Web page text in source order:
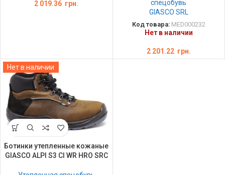
2 019.36 грн.
спецобувь
GIASCO SRL
Код товара: MED000232
Нет в наличии
2 201.22 грн.
Нет в наличии
Ботинки утепленные кожаные
GIASCO ALPI S3 CI WR HRO SRC